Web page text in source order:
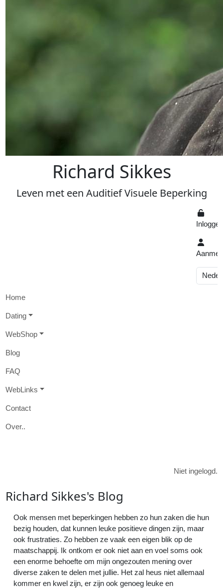
Richard Sikkes
Leven met een AuditiefVisuele Beperking
Home
Dating
WebShop
Blog
FAQ
WebL inks
Contact
Over..
Niet ingelogd.
Richard Sikkes's Blog
Ook mensen met beperkingen hebben zo hun zaken die hun
bezig houden, dat kunnen leuke positieve dingen zijn, maar
ook frustraties. Zo hebben ze vaak een eigen blik op de
maatschappij. Ik ontkom er ook niet aan en voel soms ook
een enorme behoefte om mijn ongezouten mening over
diverse zaken te delen met jullie. Het zal heus niet allemaal
kommer en kwel zijn, er zijn ook genoeg leuke en